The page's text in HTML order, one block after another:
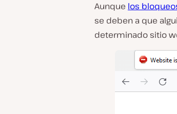
Aunque los
se deben a que
determinado sitio